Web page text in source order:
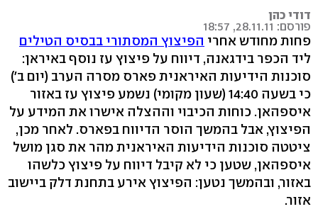
דודי כהן
פורסם: 28.11.11, 18:57
פחות מחודש אחרי הפיצוץ המסתורי בבסיס הטילים
ליד הכפר בידגאנה, דיווח על פיצוץ עז נוסף באיראן:
סוכנות הידיעות האיראנית פארס מסרה הערב (יום ב')
כי בשעה 14:40 (שעון מקומי) נשמע פיצוץ עז באזור
איספהאן. כוחות הכיבוי וההצלה אישרו את המידע על
הפיצוץ, אבל בהמשך הוסר הדיווח בפארס. לאחר מכן,
ציטטה סוכנות הידיעות האיראנית מהר את סגן מושל
איספהאן, שטען כי לא קיבל דיווח על פיצוץ כלשהו
באזור, ובהמשך נטען: הפיצוץ אירע בתחנת דלק ביישוב
אזור.